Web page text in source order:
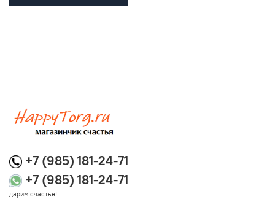
+7 (985) 181-24-71
+7 (985) 181-24-71
дарим счастье!